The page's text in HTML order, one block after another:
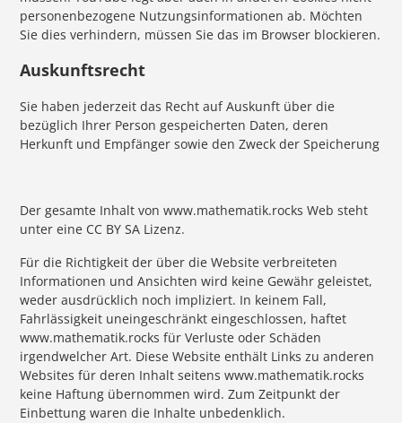
personenbezogene Nutzungsinformationen ab. Möchten
Sie dies verhindern, müssen Sie das im Browser blockieren.
Auskunftsrecht
Sie haben jederzeit das Recht auf Auskunft über die
bezüglich Ihrer Person gespeicherten Daten, deren
Herkunft und Empfänger sowie den Zweck der Speicherung
Der gesamte Inhalt von www.mathematik.rocks Web steht
unter eine CC BY SA Lizenz.
Für die Richtigkeit der über die Website verbreiteten
Informationen und Ansichten wird keine Gewähr geleistet,
weder ausdrücklich noch impliziert. In keinem Fall,
Fahrlässigkeit uneingeschränkt eingeschlossen, haftet
www.mathematik.rocks für Verluste oder Schäden
irgendwelcher Art. Diese Website enthält Links zu anderen
Websites für deren Inhalt seitens www.mathematik.rocks
keine Haftung übernommen wird. Zum Zeitpunkt der
Einbettung waren die Inhalte unbedenklich.